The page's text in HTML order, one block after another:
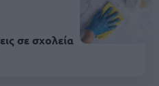
σε σχολεία